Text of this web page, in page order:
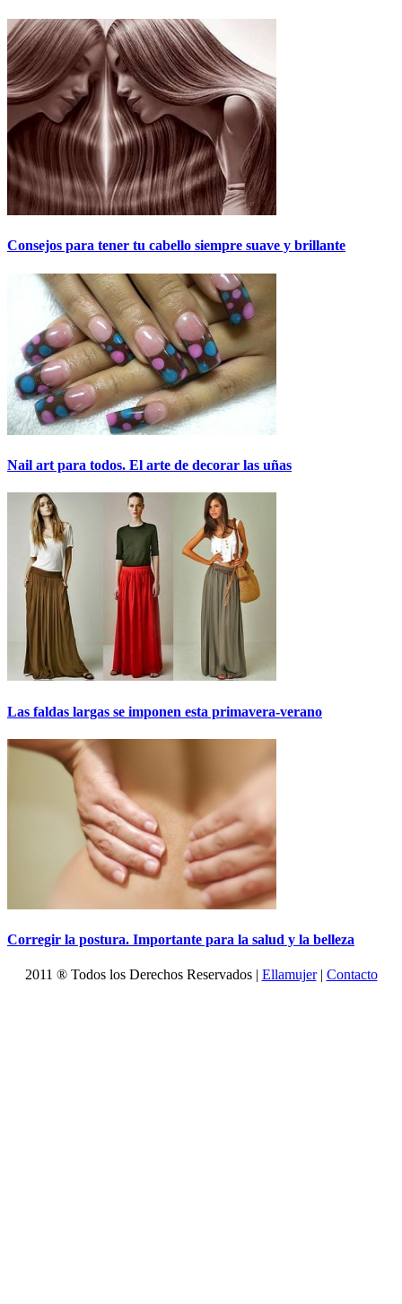
Consejos para tener tu cabello siempre suave y brillante
Nail art para todos. El arte de decorar las uñas
Las faldas largas se imponen esta primavera-verano
Corregir la postura. Importante para la salud y la belleza
2011 ® Todos los Derechos Reservados | Ellamujer| Contacto